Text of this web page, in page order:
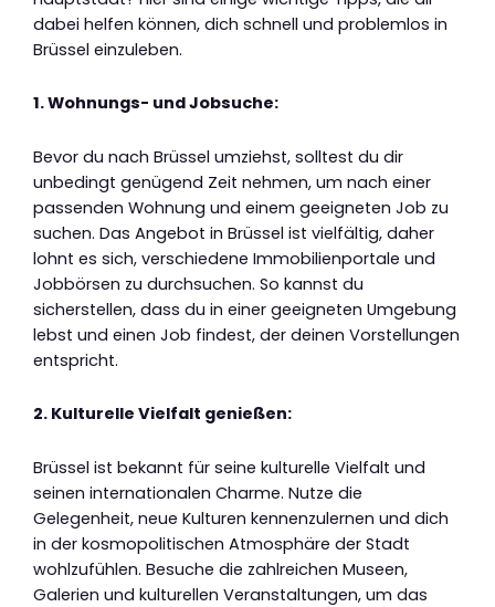
dabei helfen können, dich schnell und problemlos in
Brüssel einzuleben.
1. Wohnungs- und Jobsuche:
Bevor du nach Brüssel umziehst, solltest du dir
unbedingt genügend Zeit nehmen, um nach einer
passenden Wohnung und einem geeigneten Job zu
suchen. Das Angebot in Brüssel ist vielfältig, daher
lohnt es sich, verschiedene Immobilienportale und
Jobbörsen zu durchsuchen. So kannst du
sicherstellen, dass du in einer geeigneten Umgebung
lebst und einen Job findest, der deinen Vorstellungen
entspricht.
2. Kulturelle Vielfalt genießen:
Brüssel ist bekannt für seine kulturelle Vielfalt und
seinen internationalen Charme. Nutze die
Gelegenheit, neue Kulturen kennenzulernen und dich
in der kosmopolitischen Atmosphäre der Stadt
wohlzufühlen. Besuche die zahlreichen Museen,
Galerien und kulturellen Veranstaltungen, um das